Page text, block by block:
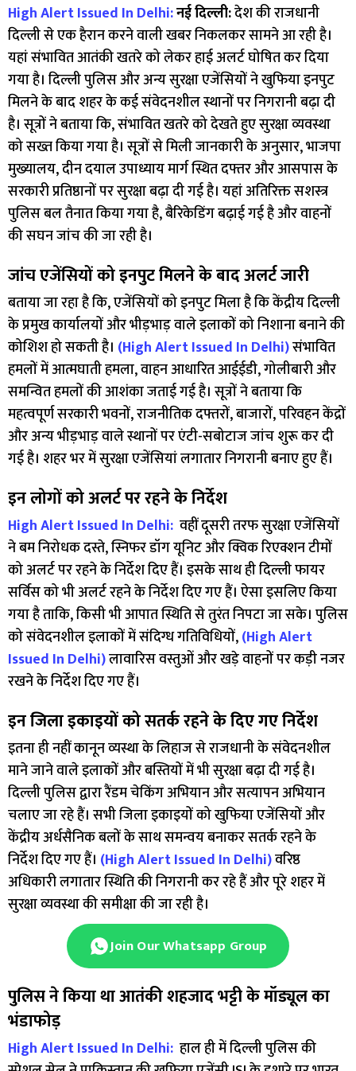
High Alert Issued In Delhi:नई दिल्ली:देश की राजधानी
दिल्ली से एक हैरान करने वाली खबर निकलकर सामने आ रही है।
यहां संभावित आतंकी खतरे को लेकर हाई अलर्ट घोषित कर दिया
गया है। दिल्ली पुलिस और अन्य सुरक्षा एजेंसियों ने खुफिया इनपुट
मिलने के बाद शहर के कई संवेदनशील स्थानों पर निगरानी बढ़ा दी
है। सूत्रों ने बताया कि, संभावित खतरे को देखते हुए सुरक्षा व्यवस्था
को सख्त किया गया है। सूत्रों से मिली जानकारी के अनुसार, भाजपा
मुख्यालय, दीन दयाल उपाध्याय मार्ग स्थित दफ्तर और आसपास के
सरकारी प्रतिष्ठानों पर सुरक्षा बढ़ा दी गई है। यहां अतिरिक्त सशस्त्र
पुलिस बल तैनात किया गया है, बैरिकेडिंग बढ़ाई गई है और वाहनों
की सघन जांच की जा रही है।
जांच एजेंसियों को इनपुट मिलने के बाद अलर्ट जारी
बताया जा रहा है कि, एजेंसियों को इनपुट मिला है कि केंद्रीय दिल्ली
के प्रमुख कार्यालयों और भीड़भाड़ वाले इलाकों को निशाना बनाने की
कोशिश हो सकती है। (High Alert Issued In Delhi)संभावित
हमलों में आत्मघाती हमला, वाहन आधारित आईईडी, गोलीबारी और
समन्वित हमलों की आशंका जताई गई है। सूत्रों ने बताया कि
महत्वपूर्ण सरकारी भवनों, राजनीतिक दफ्तरों, बाजारों, परिवहन केंद्रों
और अन्य भीड़भाड़ वाले स्थानों पर एंटी-सबोटाज जांच शुरू कर दी
गई है। शहर भर में सुरक्षा एजेंसियां लगातार निगरानी बनाए हुए हैं।
इन लोगों को अलर्ट पर रहने के निर्देश
High Alert Issued In Delhi: वहीं दूसरी तरफ सुरक्षा एजेंसियों
ने बम निरोधक दस्ते, स्निफर डॉग यूनिट और क्विक रिएक्शन टीमों
को अलर्ट पर रहने के निर्देश दिए हैं। इसके साथ ही दिल्ली फायर
सर्विस को भी अलर्ट रहने के निर्देश दिए गए हैं। ऐसा इसलिए किया
गया है ताकि, किसी भी आपात स्थिति से तुरंत निपटा जा सके। पुलिस
को संवेदनशील इलाकों में संदिग्ध गतिविधियों,(High Alert
Issued In Delhi)लावारिस वस्तुओं और खड़े वाहनों पर कड़ी नजर
रखने के निर्देश दिए गए हैं।
इन जिला इकाइयों को सतर्क रहने के दिए गए निर्देश
इतना ही नहीं कानून व्यस्था के लिहाज से राजधानी के संवेदनशील
माने जाने वाले इलाकों और बस्तियों में भी सुरक्षा बढ़ा दी गई है।
दिल्ली पुलिस द्वारा रैंडम चेकिंग अभियान और सत्यापन अभियान
चलाए जा रहे हैं। सभी जिला इकाइयों को खुफिया एजेंसियों और
केंद्रीय अर्धसैनिक बलों के साथ समन्वय बनाकर सतर्क रहने के
निर्देश दिए गए हैं। (High Alert Issued In Delhi)वरिष्ठ
अधिकारी लगातार स्थिति की निगरानी कर रहे हैं और पूरे शहर में
सुरक्षा व्यवस्था की समीक्षा की जा रही है।
Join Our Whatsapp Group
पुलिस ने किया था आतंकी शहजाद भट्टी के मॉड्यूल का
भंडाफोड़
High Alert Issued In Delhi: हाल ही में दिल्ली पुलिस की